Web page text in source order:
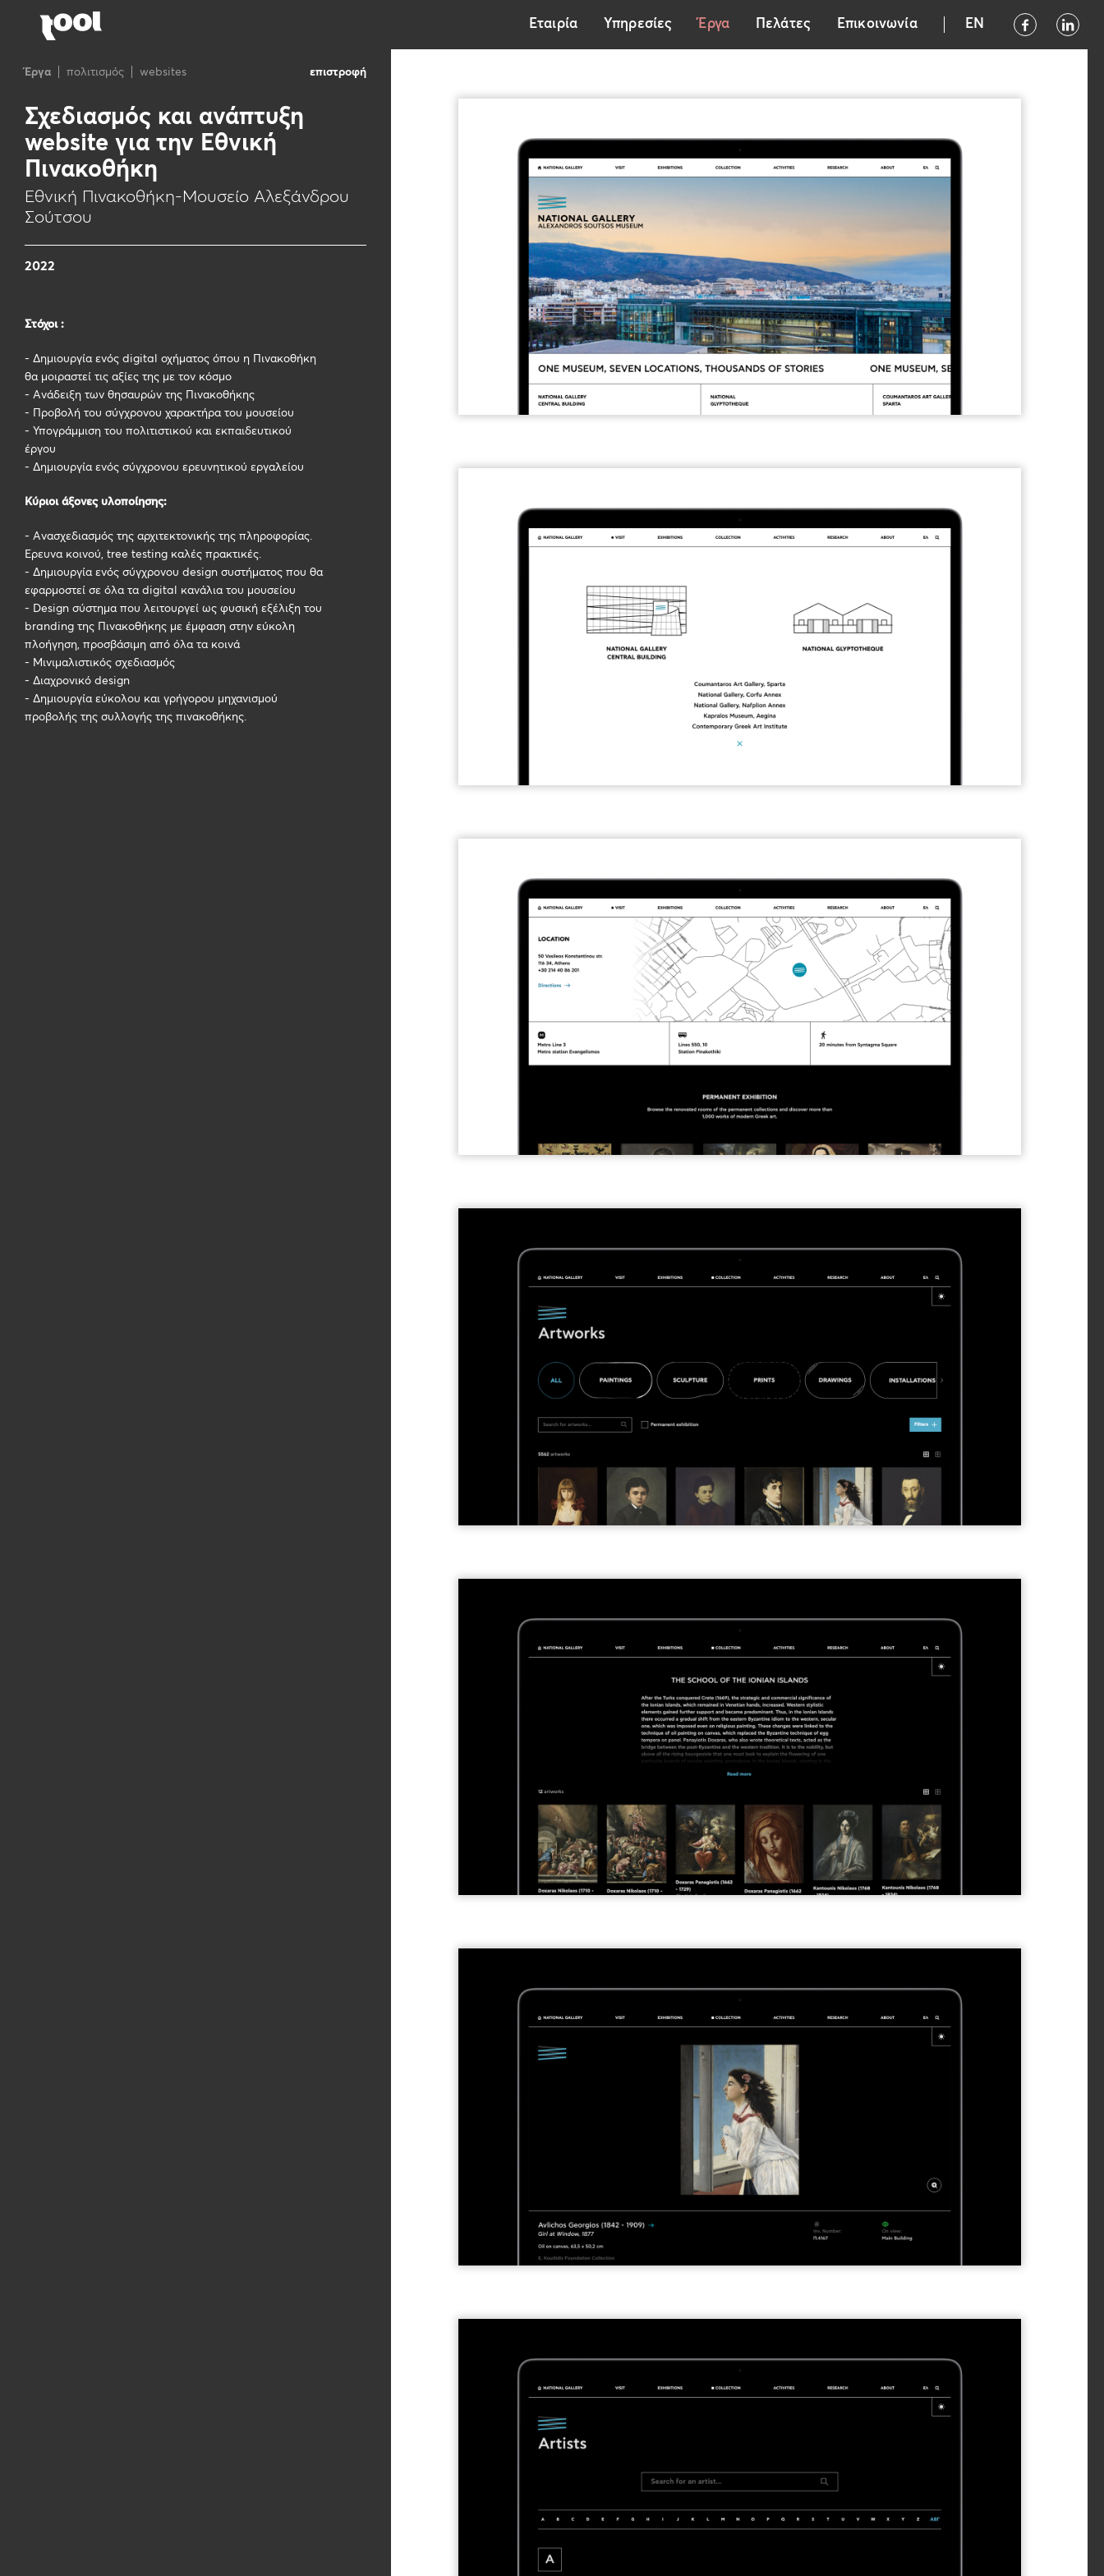
Εταιρία Υπηρεσίες Έργα Πελάτες Επικοινωνία EN
Έργα πολιτισμός websites επιστροφή
Σχεδιασμός και ανάπτυξη
website για την Εθνική
Πινακοθήκη
Εθνική Πινακοθήκη-Μουσείο Αλεξάνδρου
Σούτσου
2022
Στόχοι:
- Δημιουργία ενός digital οχήματος όπου η Πινακοθήκη
θα μοιραστεί τις αξίες της με τον κόσμο
- Ανάδειξη των θησαυρών της Πινακοθήκης
- Προβολή του σύγχρονου χαρακτήρα του μουσείου
- Υπογράμμιση του πολιτιστικού και εκπαιδευτικού
έργου
- Δημιουργία ενός σύγχρονου ερευνητικού εργαλείου
Κύριοι άξονες υλοποίησης:
- Ανασχεδιασμός της αρχιτεκτονικής της πληροφορίας.
Έρευνα κοινού, tree testing καλές πρακτικές.
- Δημιουργία ενός σύγχρονου design συστήματος που θα
εφαρμοστεί σε όλα τα digital κανάλια του μουσείου
- Design σύστημα που λειτουργεί ως φυσική εξέλιξη του
branding της Πινακοθήκης με έμφαση στην εύκολη
πλοήγηση, προσβάσιμη από όλα τα κοινά
- Μινιμαλιστικός σχεδιασμός
- Διαχρονικό design
- Δημιουργία εύκολου και γρήγορου μηχανισμού
προβολής της συλλογής της πινακοθήκης.